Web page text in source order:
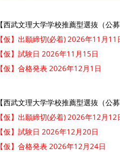
【西武文理大学学校推薦型選抜（公
【仮】出願締切(必着) 2026年11月11
【仮】試験日 2026年11月15日
【仮】合格発表 2026年12月1日
【西武文理大学学校推薦型選抜（公
【仮】出願締切(必着) 2026年12月12
【仮】試験日 2026年12月20日
【仮】合格発表 2026年12月24日